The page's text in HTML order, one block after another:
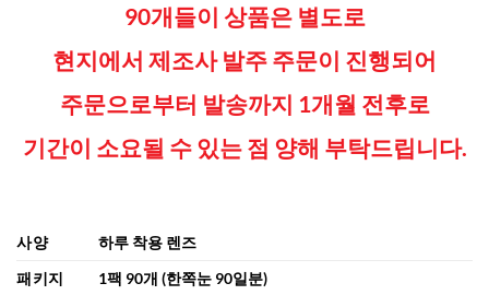
90개들이 상품은 별도로
현지에서 제조사 발주 주문이 진행되어
주문으로부터 발송까지 1개월 전후로
기간이 소요될 수 있는 점 양해 부탁드립니다.
사양
하루 착용 렌즈
패키지
1팩 90개 (한쪽눈 90일분)